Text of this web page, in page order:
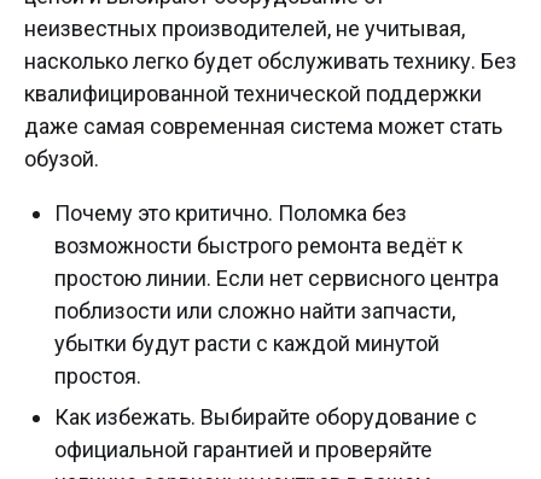
неизвестных производителей, не учитывая,
насколько легко будет обслуживать технику. Без
квалифицированной технической поддержки
даже самая современная система может стать
обузой.
Почему это критично. Поломка без
возможности быстрого ремонта ведёт к
простою линии. Если нет сервисного центра
поблизости или сложно найти запчасти,
убытки будут расти с каждой минутой
простоя.
Как избежать. Выбирайте оборудование с
официальной гарантией и проверяйте